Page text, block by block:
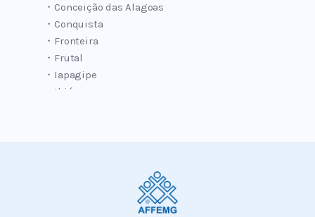
・Conceição das Alagoas
・Conquista
・Fronteira
・Frutal
・Iapagipe
・Ibiá